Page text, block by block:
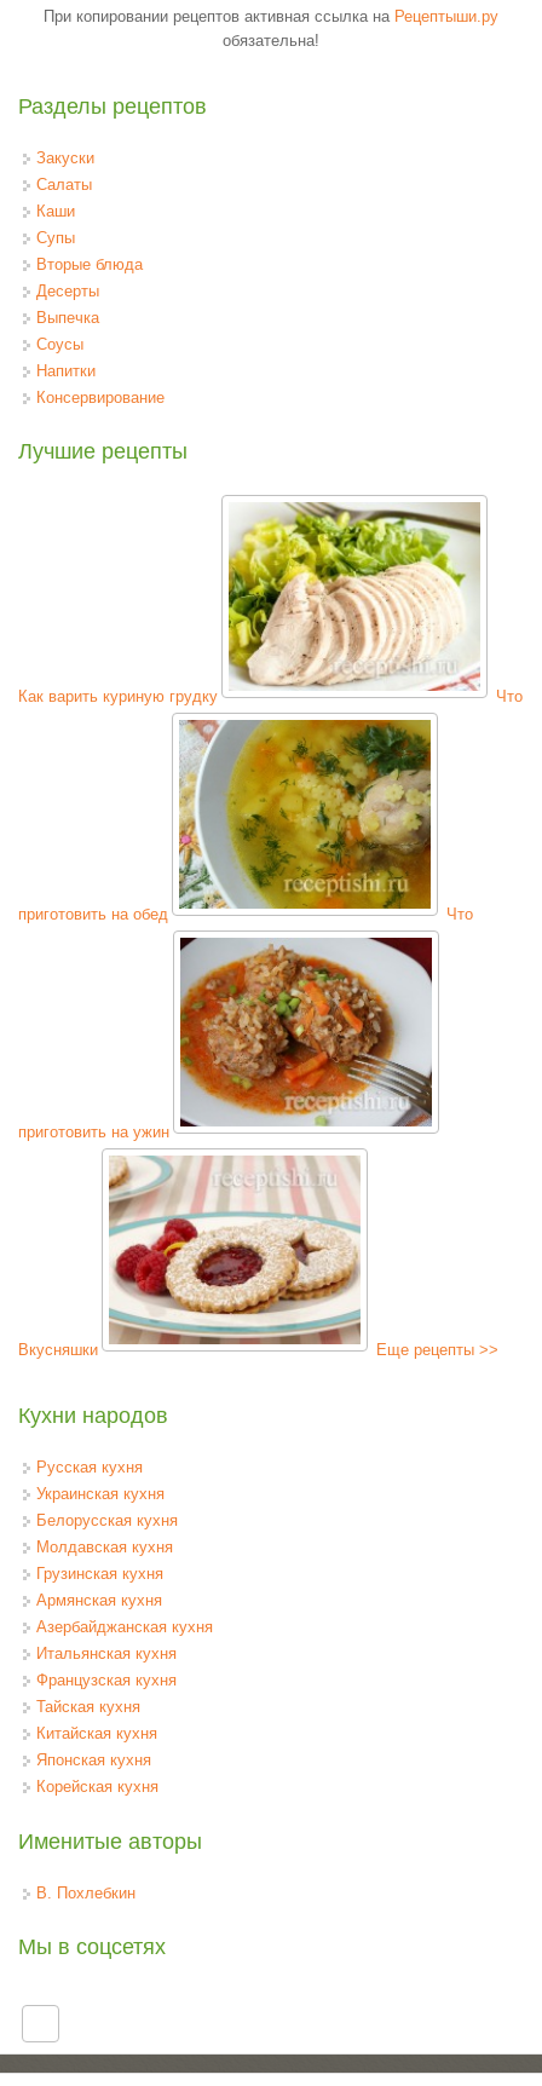
При копировании рецептов активная ссылка на Рецептыши.ру
обязательна!
Разделы рецептов
Закуски
Салаты
Каши
Супы
Вторые блюда
Десерты
Выпечка
Соусы
Напитки
Консервирование
Лучшие рецепты
Как варить куриную грудку Что
приготовить на обед Что
приготовить на ужин
Вкусняшки Еще рецепты >>
Кухни народов
Русская кухня
Украинская кухня
Белорусская кухня
Молдавская кухня
Грузинская кухня
Армянская кухня
Азербайджанская кухня
Итальянская кухня
Французская кухня
Тайская кухня
Китайская кухня
Японская кухня
Корейская кухня
Именитые авторы
В. Похлебкин
Мы в соцсетях